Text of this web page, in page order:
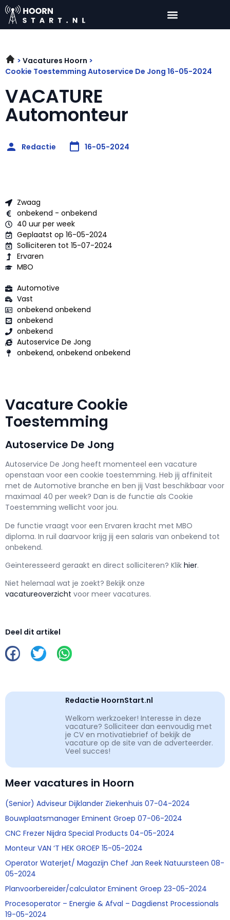
Vacatures Hoorn
Cookie Toestemming Autoservice De Jong 16-05-2024
VACATURE
Automonteur
Redactie 16-05-2024
Zwaag
onbekend - onbekend
40 uur per week
Geplaatst op 16-05-2024
Solliciteren tot 15-07-2024
Ervaren
MBO
Automotive
Vast
onbekend onbekend
onbekend
onbekend
Autoservice De Jong
onbekend, onbekend onbekend
Vacature Cookie
Toestemming
Autoservice De Jong
Autoservice De Jong heeft momenteel een vacature
openstaan voor een cookie toestemming. Heb jij affiniteit
met de Automotive branche en ben jij Vast beschikbaar voor
maximaal 40 per week? Dan is de functie als Cookie
Toestemming wellicht voor jou.
De functie vraagt voor een Ervaren kracht met MBO
diploma. In ruil daarvoor krijg jij een salaris van onbekend tot
onbekend.
Geïnteresseerd geraakt en direct solliciteren? Klik hier.
Niet helemaal wat je zoekt? Bekijk onze
vacatureoverzicht voor meer vacatures.
Deel dit artikel
Redactie HoornStart.nl
Welkom werkzoeker! Interesse in deze
vacature? Solliciteer dan eenvoudig met
je CV en motivatiebrief of bekijk de
vacature op de site van de adverteerder.
Veel succes!
Meer vacatures in Hoorn
(Senior) Adviseur Dijklander Ziekenhuis 07-04-2024
Bouwplaatsmanager Eminent Groep 07-06-2024
CNC Frezer Nijdra Special Products 04-05-2024
Monteur VAN ‘T HEK GROEP 15-05-2024
Operator Waterjet/ Magazijn Chef Jan Reek Natuursteen 08-
05-2024
Planvoorbereider/calculator Eminent Groep 23-05-2024
Procesoperator – Energie & Afval – Dagdienst Processionals
19-05-2024